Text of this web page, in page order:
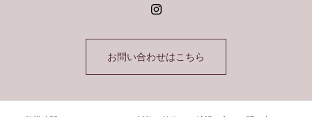
お問い合わせはこちら